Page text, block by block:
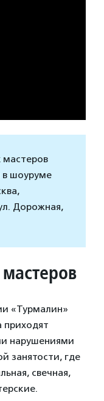
мастеров
шоуруме
Дорожная,
«Турмалин»
приходят
нарушениями
занятости, где
свечная,